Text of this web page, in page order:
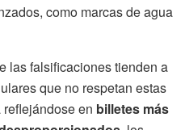
como marcas de agua
las falsificaciones tienden a
que no respetan estas
en billetes más